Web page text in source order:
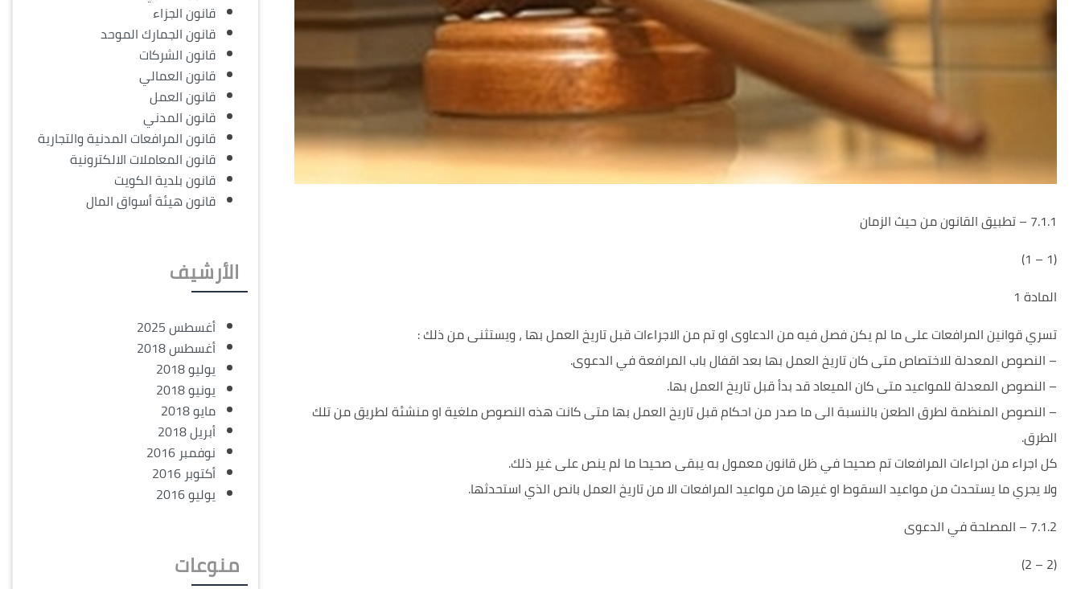
7.1.1 – تطبيق القانون من حيث الزمان
(1 – 1)
المادة 1
تسري قوانين المرافعات على ما لم يكن فصل فيه من الدعاوى او تم من الاجراءات قبل تاريخ العمل بها ، ويستثنى من ذلك :
– النصوص المعدلة للاختصاص متى كان تاريخ العمل بها بعد اقفال باب المرافعة في الدعوى.
– النصوص المعدلة للمواعيد متى كان الميعاد قد بدأ قبل تاريخ العمل بها.
– النصوص المنظمة لطرق الطعن بالنسبة الى ما صدر من احكام قبل تاريخ العمل بها متى كانت هذه النصوص ملغية او منشئة لطريق من تلك
الطرق.
كل اجراء من اجراءات المرافعات تم صحيحا في ظل قانون معمول به يبقى صحيحا ما لم ينص على غير ذلك.
ولا يجري ما يستحدث من مواعيد السقوط او غيرها من مواعيد المرافعات الا من تاريخ العمل بانص الذي استحدثها.
7.1.2 – المصلحة في الدعوى
(2 – 2)
قانون الجزاء
قانون الجمارك الموحد
قانون الشركات
قانون العمالي
قانون العمل
قانون المدني
قانون المرافعات المدنية والتجارية
قانون المعاملات الالكترونية
قانون بلدية الكويت
قانون هيئة أسواق المال
الأرشيف
أغسطس 2025
أغسطس 2018
يوليو 2018
يونيو 2018
مايو 2018
أبريل 2018
نوفمبر 2016
أكتوبر 2016
يوليو 2016
منوعات